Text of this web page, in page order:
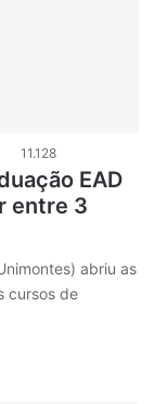
11.128
EAD
entre 3
abriu as
cursos de